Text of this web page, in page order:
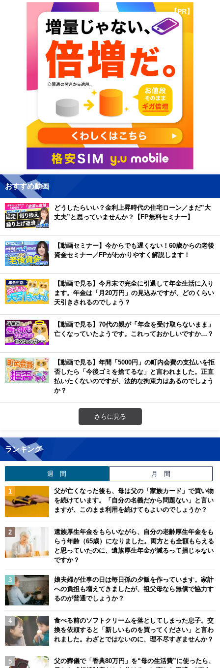
【PR】
おすすめ動画
どうしたらいい？金利上昇時代の住宅ローン／まだ”大
丈夫”と思っていませんか？【FP無料セミナー】
【動画セミナー】今からでも遅くない！60歳からの老後
資金セミナー／FPがわかりやすく解説します！
【動画で見る】今月末で完全に引退して年金生活に入り
ます。年金は「月20万円」の見込みですが、どのくらい
天引きされるのでしょう？
【動画で見る】70代の親が「年金を受け取らないまま」
亡くなっていたようです。これっておかしいですか…？
【動画で見る】年間「5000円」の町内会費の支払いを拒
否したら「今後ゴミを捨てるな」と言われました。正直
払いたくないのですが、法的な拘束力はあるのでしょう
か？
さらに見る
ランキング
週 間 月 間
父が亡くなった後も、母は父の「家族カード」で買い物
を続けています。「自分の名義だから問題ない」と言い
ますが、このまま利用を続けてもよいのでしょうか？
遺族厚生年金をもらいながら、自分の老齢厚生年金をも
らう年齢（65歳）になりました。両方とも全額もらえる
と思っていたのに、遺族厚生年金が減るって損じゃない
ですか？
娘夫婦が仕事の日は毎日孫の夕飯を作っています。家計
への負担も増えてきましたが、祖父母なら無償で協力す
るのが普通でしょうか？
食べる前のソフトクリームを落としてしまった息子。交
換を依頼すると「新しいものを買ってください」と言わ
れました。わざとではないのに、理不尽すぎませんか？
父の葬儀で「香典80万円」を“母の生活費”に使ったら、